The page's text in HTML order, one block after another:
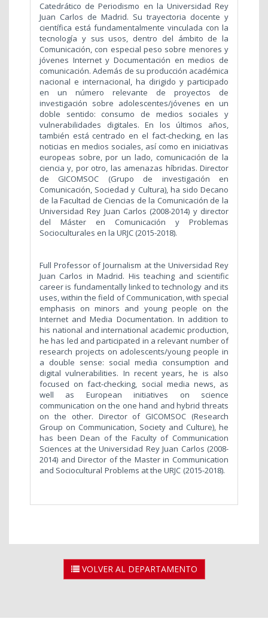
Catedrático de Periodismo en la Universidad Rey
Juan Carlos de Madrid. Su trayectoria docente y
científica está fundamentalmente vinculada con la
tecnología y sus usos, dentro del ámbito de la
Comunicación, con especial peso sobre menores y
jóvenes Internet y Documentación en medios de
comunicación. Además de su producción académica
nacional e internacional, ha dirigido y participado
en un número relevante de proyectos de
investigación sobre adolescentes/jóvenes en un
doble sentido: consumo de medios sociales y
vulnerabilidades digitales. En los últimos años,
también está centrado en el fact-checking, en las
noticias en medios sociales, así como en iniciativas
europeas sobre, por un lado, comunicación de la
ciencia y, por otro, las amenazas híbridas. Director
de GICOMSOC (Grupo de investigación en
Comunicación, Sociedad y Cultura), ha sido Decano
de la Facultad de Ciencias de la Comunicación de la
Universidad Rey Juan Carlos (2008-2014) y director
del Máster en Comunicación y Problemas
Socioculturales en la URJC (2015-2018).
Full Professor of Journalism at the Universidad Rey
Juan Carlos in Madrid. His teaching and scientific
career is fundamentally linked to technology and its
uses, within the field of Communication, with special
emphasis on minors and young people on the
Internet and Media Documentation. In addition to
his national and international academic production,
he has led and participated in a relevant number of
research projects on adolescents/young people in
a double sense: social media consumption and
digital vulnerabilities. In recent years, he is also
focused on fact-checking, social media news, as
well as European initiatives on science
communication on the one hand and hybrid threats
on the other. Director of GICOMSOC (Research
Group on Communication, Society and Culture), he
has been Dean of the Faculty of Communication
Sciences at the Universidad Rey Juan Carlos (2008-
2014) and Director of the Master in Communication
and Sociocultural Problems at the URJC (2015-2018).
VOLVER AL DEPARTAMENTO